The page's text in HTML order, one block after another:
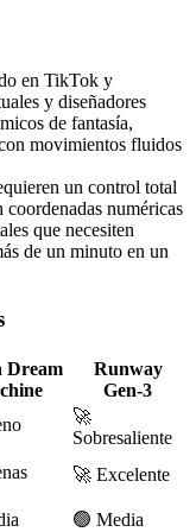
en TikTok y
y diseñadores
de fantasía,
movimientos fluidos
un control total
numéricas
que necesiten
de un minuto en un
Dream
Runway
Gen-3
🚀
Sobresaliente
🚀 Excelente
🟢 Media